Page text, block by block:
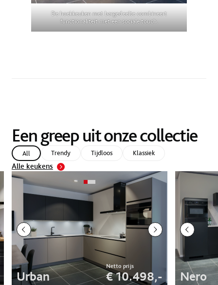
De hoekkeuken met bargedeelte combineert
functionaliteit met een sociale touch.
Een greep uit onze collectie
All Trendy Tijdloos Klassiek
Alle keukens
Urban € 10.498,- Nero